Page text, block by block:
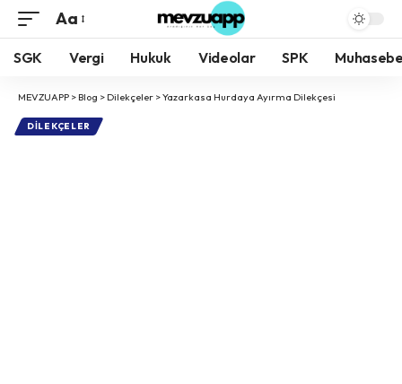
Yazı
Tipi
Aa
SGK Vergi Hukuk Videolar SPK
MEVZUAPP > Blog > Dilekçeler >Yazarkasa Hurdaya Ayırma Dilekçesi
DILEKÇELER